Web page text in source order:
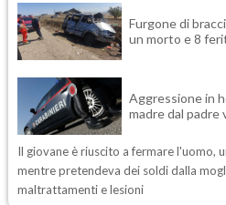
Furgone di
un morto e 8
Aggressione in
madre dal
Il giovane è riuscito a fermare l'uomo,
mentre pretendeva dei soldi dalla
maltrattamenti e lesioni